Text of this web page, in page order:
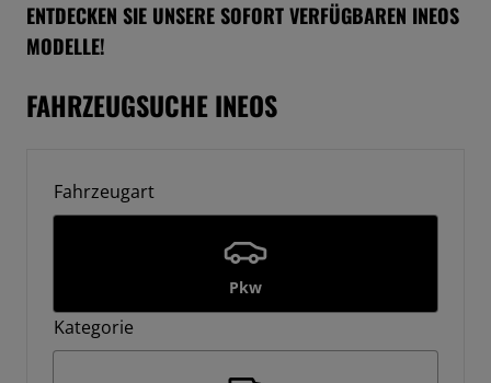
ENTDECKEN SIE UNSERE SOFORT VERFÜGBAREN INEOS
MODELLE!
FAHRZEUGSUCHE INEOS
Fahrzeugart
Pkw
Kategorie